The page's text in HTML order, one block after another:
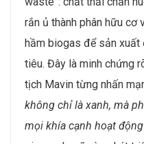
rắn ủ thành phân hữu cơ
hầm biogas để sản
tiêu. Đây là minh chứng
tịch Mavin từng nhấn
không chỉ là xanh, mà
mọi khía cạnh hoạt